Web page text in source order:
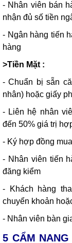
- Nhân viên bán
nhận đủ số tiền
- Ngân hàng tiến
hàng
>Tiền Mặt :
- Chuẩn bị sẵn
nhân) hoặc giấy
- Liên hệ nhân
đến 50% giá trị
- Ký hợp đồng
- Nhân viên tiến
đăng kiểm
- Khách hàng
chuyển khoản
- Nhân viên bàn
5 CẨM